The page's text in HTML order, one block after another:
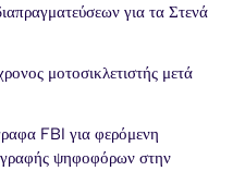
για τα Στενά
μοτοσικλετιστής μετά
FBI για φερόμενη
ψηφοφόρων στην